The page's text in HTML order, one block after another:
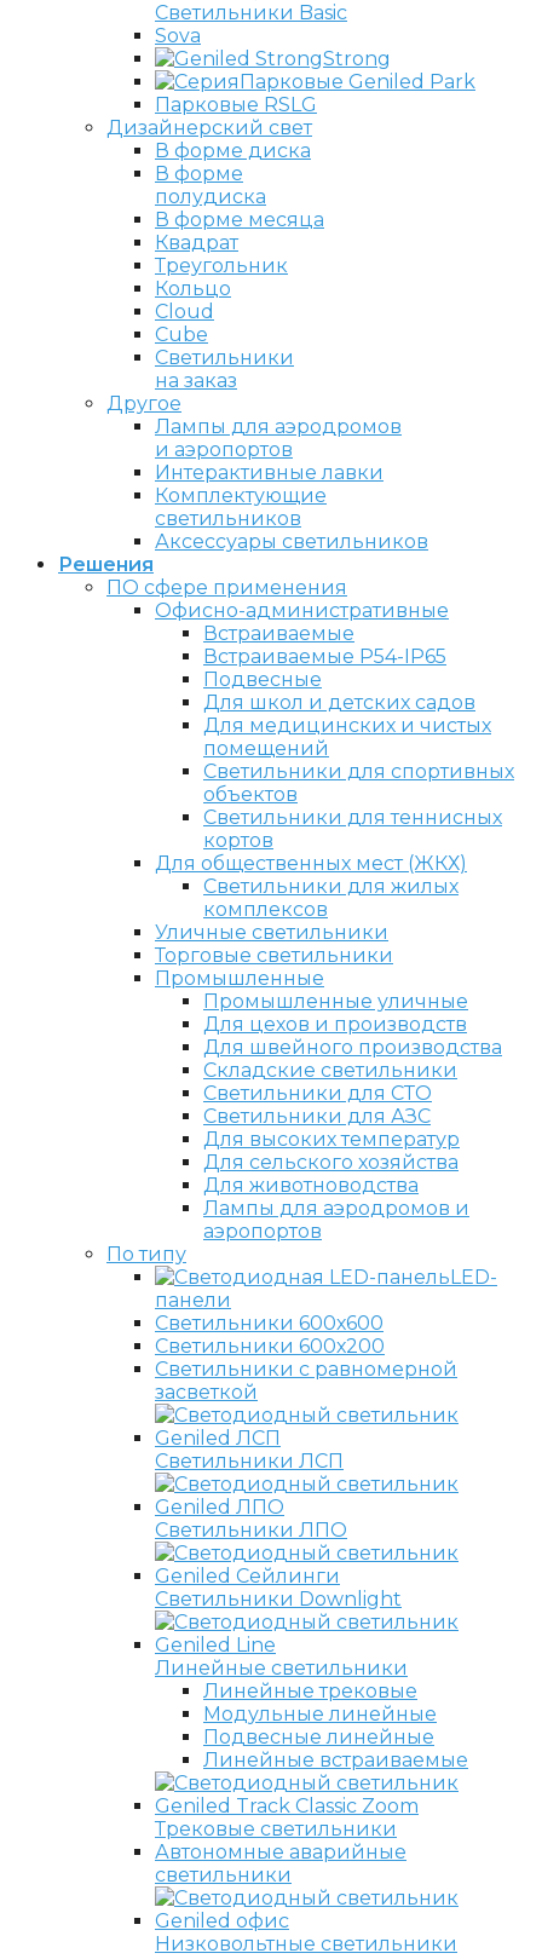
Светильники Basic
Sova
Strong
Парковые Geniled Park
Парковые RSLG
Дизайнерский свет
В форме диска
В форме
полудиска
В форме месяца
Квадрат
Треугольник
Кольцо
Cloud
Cube
Светильники
на заказ
Другое
Лампы для аэродромов
и аэропортов
Интерактивные лавки
Комплектующие
светильников
Аксессуары светильников
Решения
ПО сфере применения
Офисно-административные
Встраиваемые
Встраиваемые P54-IP65
Подвесные
Для школ и детских садов
Для медицинских и чистых
помещений
Светильники для спортивных
объектов
Светильники для теннисных
кортов
Для общественных мест (ЖКХ)
Светильники для жилых
комплексов
Уличные светильники
Торговые светильники
Промышленные
Промышленные уличные
Для цехов и производств
Для швейного производства
Складские светильники
Светильники для СТО
Светильники для АЗС
Для высоких температур
Для сельского хозяйства
Для животноводства
Лампы для аэродромов и
аэропортов
По типу
LED-
панели
Светильники 600х600
Светильники 600х200
Светильники с равномерной
засветкой
Светильники ЛСП
Светильники ЛПО
Светильники Downlight
Линейные светильники
Линейные трековые
Модульные линейные
Подвесные линейные
Линейные встраиваемые
Трековые светильники
Автономные аварийные
светильники
Низковольтные светильники